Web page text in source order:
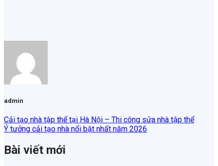
admin
Cải tạo nhà tập thể tại Hà Nội – Thi công sửa nhà tập thể
Ý tưởng cải tạo nhà nổi bật nhất năm 2026
Bài viết mới